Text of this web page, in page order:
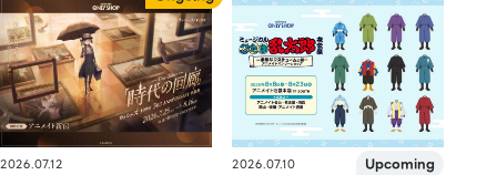
2026.07.12 2026.07.10